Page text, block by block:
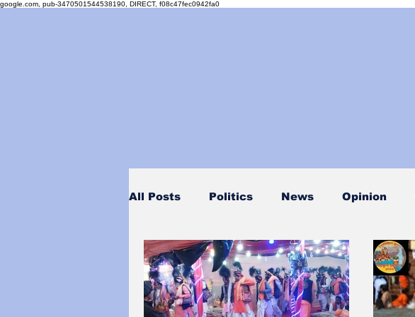
google.com, pub-3470501544538190, DIRECT, f08c47fec0942fa0
All Posts Politics News Opinion
Personality